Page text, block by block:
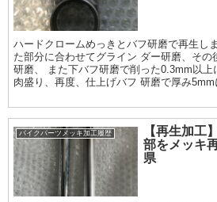
ハードクロームめっきとバフ研磨で再生し
た部分に合わせてグライン ダー研磨、そ
研磨、 また下バフ研磨で削った0.3mm以
肉盛り、再度、仕上げバフ 研磨で厚み5mm
バイクパーツメッキ加工履歴
【再生加工
部をメッキ
県